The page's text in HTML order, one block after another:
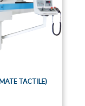
TACTILE)